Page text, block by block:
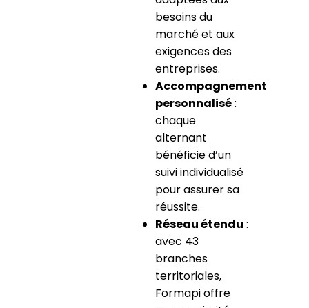
besoins du
marché et aux
exigences des
entreprises.
Accompagnement
personnalisé:
chaque
alternant
bénéficie d’un
suivi individualisé
pour assurer sa
réussite.
Réseau étendu :
avec 43
branches
territoriales,
Formapi offre